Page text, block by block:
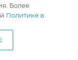
Более
Политике в